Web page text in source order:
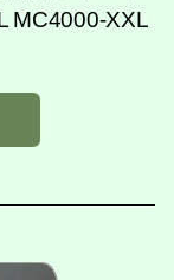
MC4000-XXL